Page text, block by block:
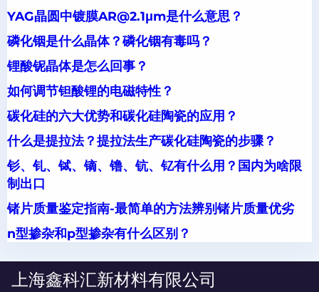
YAG晶圆中镀膜AR@2.1μm是什么意思？
磷化铟是什么晶体？磷化铟有毒吗？
锂酸铌晶体是怎么回事？
如何调节钽酸锂的电磁特性？
碳化硅的六大优势和碳化硅陶瓷的应用？
什么是提拉法？提拉法生产碳化硅陶瓷的步骤？
钐、钆、铽、镝、镥、钪、钇有什么用？国内为啥限
制出口
锗片质量鉴定指南-最简单的方法辨别锗片质量优劣
n型掺杂和p型掺杂有什么区别？
上海鑫科汇新材料有限公司